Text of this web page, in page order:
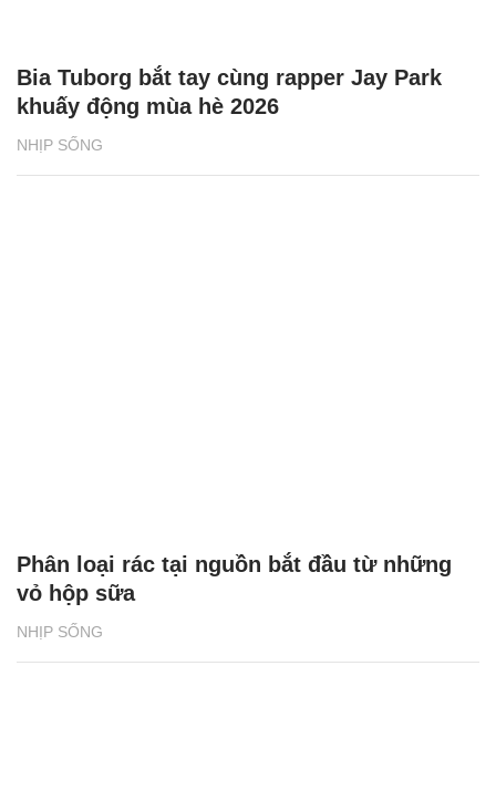
NHỊP SỐNG
Bia Tuborg bắt tay cùng rapper Jay Park
khuấy động mùa hè 2026
NHỊP SỐNG
Phân loại rác tại nguồn bắt đầu từ những
vỏ hộp sữa